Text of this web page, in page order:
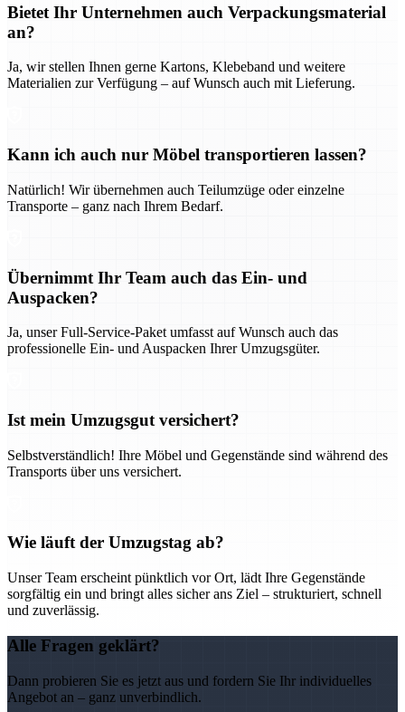
Bietet Ihr Unternehmen auch Verpackungsmaterial
an?
Ja, wir stellen Ihnen gerne Kartons, Klebeband und weitere
Materialien zur Verfügung – auf Wunsch auch mit Lieferung.
Kann ich auch nur Möbel transportieren lassen?
Natürlich! Wir übernehmen auch Teilumzüge oder einzelne
Transporte – ganz nach Ihrem Bedarf.
Übernimmt Ihr Team auch das Ein- und
Auspacken?
Ja, unser Full-Service-Paket umfasst auf Wunsch auch das
professionelle Ein- und Auspacken Ihrer Umzugsgüter.
Ist mein Umzugsgut versichert?
Selbstverständlich! Ihre Möbel und Gegenstände sind während des
Transports über uns versichert.
Wie läuft der Umzugstag ab?
Unser Team erscheint pünktlich vor Ort, lädt Ihre Gegenstände
sorgfältig ein und bringt alles sicher ans Ziel – strukturiert, schnell
und zuverlässig.
Alle Fragen geklärt?
Dann probieren Sie es jetzt aus und fordern Sie Ihr individuelles
Angebot an – ganz unverbindlich.